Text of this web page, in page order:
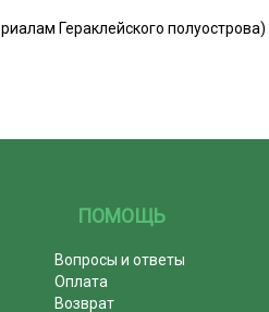
Гераклейского полуострова)
ПОМОЩЬ
Вопросы и ответы
Оплата
Возврат